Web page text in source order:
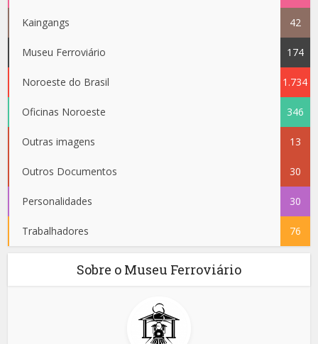
Kaingangs 42
Museu Ferroviário 174
Noroeste do Brasil 1.734
Oficinas Noroeste 346
Outras imagens 13
Outros Documentos 30
Personalidades 30
Trabalhadores 76
Sobre o Museu Ferroviário